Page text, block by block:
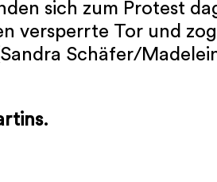
sich zum Protest
versperrte Tor und
Schäfer/